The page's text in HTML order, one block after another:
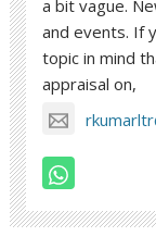
a bit vague.
and events. If
topic in mind
appraisal on,